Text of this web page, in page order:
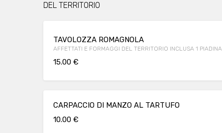
DEL TERRITORIO
TAVOLOZZA ROMAGNOLA
AFFETTATI E FORMAGGI DEL TERRITORIO INCLUSA 1 PIADINA
15.00 €
CARPACCIO DI MANZO AL TARTUFO
10.00 €